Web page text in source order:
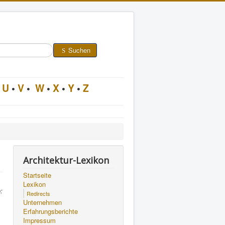
Suchen
U • V • W • X • Y • Z
Architektur-Lexikon
Startseite
Lexikon
Redirects
Unternehmen
Erfahrungsberichte
Impressum